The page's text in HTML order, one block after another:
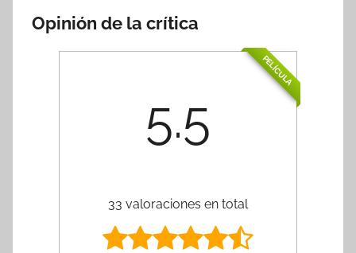
Opinión de la crítica
PELÍCULA
5.5
33 valoraciones en total